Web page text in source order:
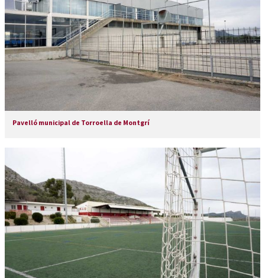
Pavelló municipal de Torroella de Montgrí